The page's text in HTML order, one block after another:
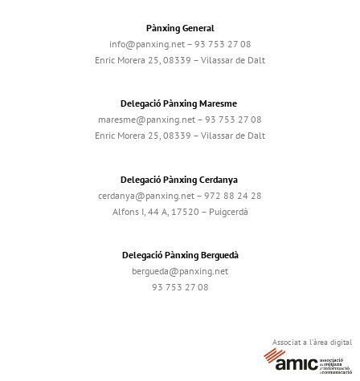
Pànxing General
info@panxing.net – 93 753 27 08
Enric Morera 25, 08339 – Vilassar de Dalt
Delegació Pànxing Maresme
maresme@panxing.net – 93 753 27 08
Enric Morera 25, 08339 – Vilassar de Dalt
Delegació Pànxing Cerdanya
cerdanya@panxing.net – 972 88 24 28
Alfons I, 44 A, 17520 – Puigcerdà
Delegació Pànxing Berguedà
bergueda@panxing.net
93 753 27 08
Associat a l'àrea digital